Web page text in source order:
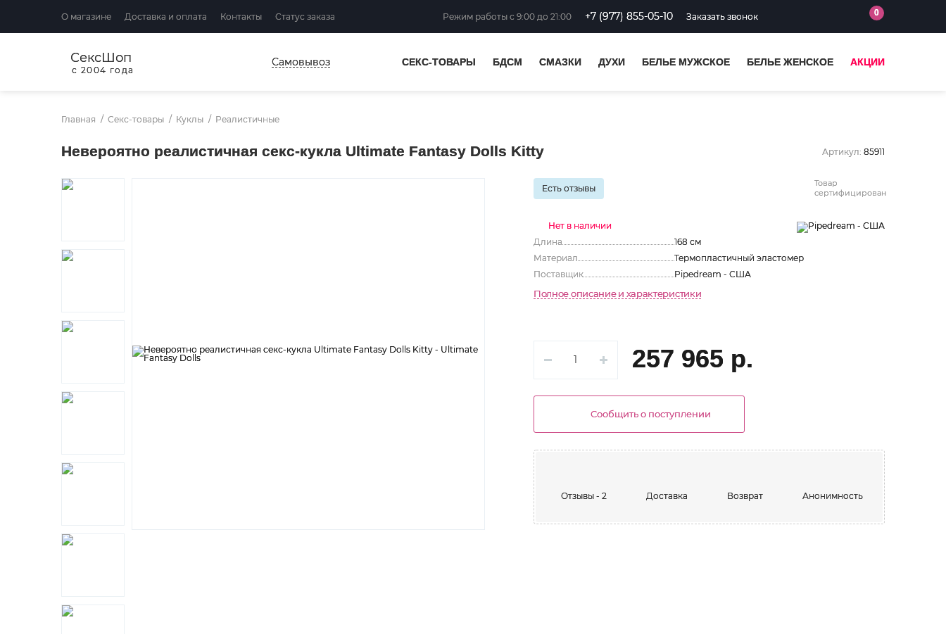
О магазине Доставка и оплата Контакты Статус заказа Режим работы с 9:00 до 21:00 +7 (977) 855-05-10 Заказать звонок 0
СексШоп
с 2004 года
Самовывоз СЕКС-ТОВАРЫ БДСМ СМАЗКИ ДУХИ БЕЛЬЕ МУЖСКОЕ БЕЛЬЕ ЖЕНСКОЕ АКЦИИ
Главная Секс-товары Куклы Реалистичные
Невероятно реалистичная секс-кукла Ultimate Fantasy Dolls Kitty Артикул: 85911
Есть отзывы
Нет в наличии
Товар
сертифицирован
Длина
168 см
Материал
Термопластичный эластомер
Поставщик
Pipedream - США
Полное описание и характеристики
257 965 р.
Сообщить о поступлении
Отзывы - 2 Доставка Возврат Анонимность